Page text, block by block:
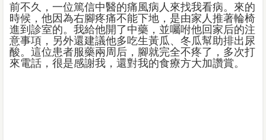
前不久，一位篤信中醫的痛風病人來找我看病。來的
時候，他因為右腳疼痛不能下地，是由家人推著輪椅
進到診室的。我給他開了中藥，並囑咐他回家后的注
意事項，另外還建議他多吃生黃瓜、冬瓜幫助排出尿
酸。這位患者服藥兩周后，腳就完全不疼了，多次打
來電話，很是感謝我，還對我的食療方大加讚賞。